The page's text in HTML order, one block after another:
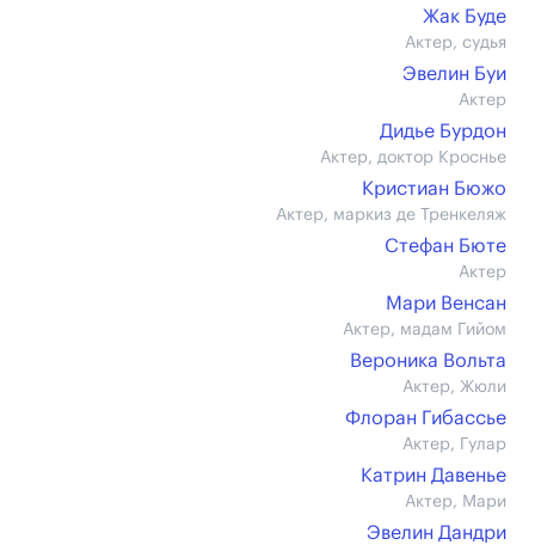
Жак Буде
Актер, судья
Эвелин Буи
Актер
Дидье Бурдон
Актер, доктор Кроснье
Кристиан Бюжо
Актер, маркиз де Тренкеляж
Стефан Бюте
Актер
Мари Венсан
Актер, мадам Гийом
Вероника Вольта
Актер, Жюли
Флоран Гибассье
Актер, Гулар
Катрин Давенье
Актер, Мари
Эвелин Дандри